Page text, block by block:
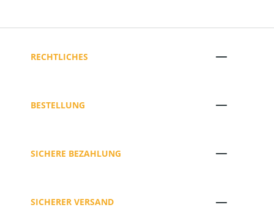
RECHTLICHES
BESTELLUNG
SICHERE BEZAHLUNG
SICHERER VERSAND